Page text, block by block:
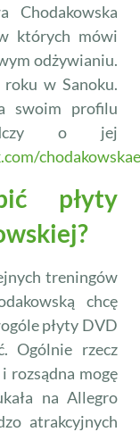
Chodakowska
których mówi
odżywianiu.
w Sanoku.
swoim profilu
o jej
płyty
treningów
chcę
płyty DVD
Ogólnie rzecz
rozsądna mogę
na Allegro
atrakcyjnych